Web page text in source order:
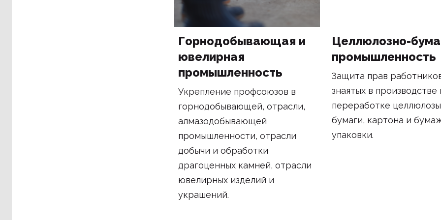
Горнодобывающая и
ювелирная
промышленность
Укрепление профсоюзов в
горнодобывающей, отрасли,
алмазодобывающей
промышленности, отрасли
добычи и обработки
драгоценных камней, отрасли
ювелирных изделий и
украшений.
Целлюлозно-
промышленность
Защита прав
знаятых в производстве
переработке
бумаги, картона и
упаковки.